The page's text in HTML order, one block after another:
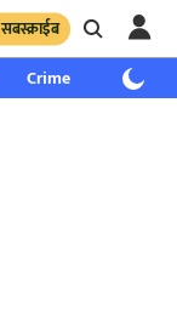
सबस्क्राईब
Crime साप्ताहिक